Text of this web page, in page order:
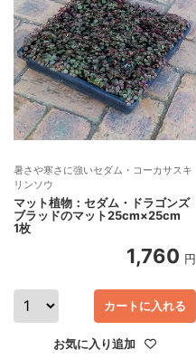
暑さや寒さに強いセダム・コーカサスキ
リンソウ
マット植物：セダム・ドラゴンズ
ブラッドのマット25cm×25cm
1枚
1,760 円
お気に入り追加
カートに入れる